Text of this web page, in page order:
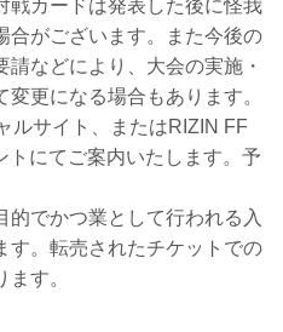
戦カードは発表した後に怪我
合がございます。また今後の
などにより、大会の実施・
更になる場合もあります。
ルサイト、またはRIZIN FF
トにてご案内いたします。予
でかつ業として行われる入
す。転売されたチケットでの
す。